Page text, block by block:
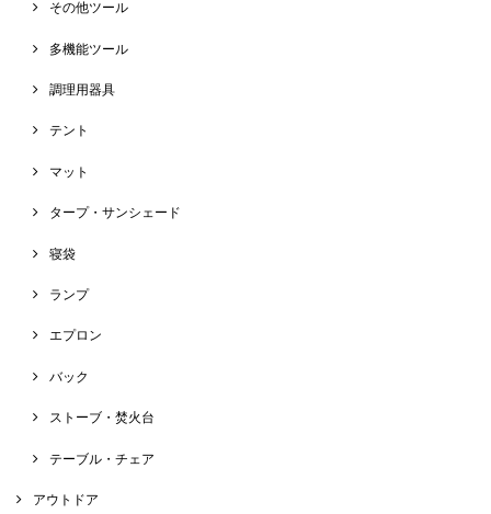
その他ツール
多機能ツール
調理用器具
テント
マット
タープ・サンシェード
寝袋
ランプ
エプロン
バック
ストーブ・焚火台
テーブル・チェア
アウトドア